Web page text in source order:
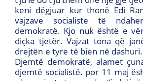
keni dëgjuar kur thonë Edi
vajzave socialiste të
demokratë. Kjo nuk është e
diçka tjetër. Vajzat tona që
drejtën e tyre të bien në
Djemtë demokratë, alamet
djemtë socialistë. por 11 maj